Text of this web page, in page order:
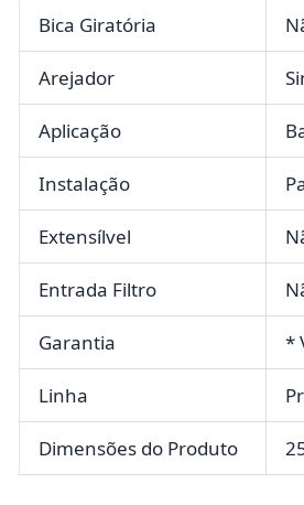
Bica Giratória
Arejador
Aplicação
Instalação
Extensílvel
Entrada Filtro
Garantia *
Linha
Dimensões do Produto